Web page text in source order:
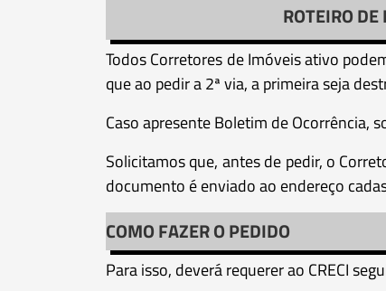
ROTEIRO
Todos Corretores de Imóveis ativo
que ao pedir a 2ª via, a primeira seja
Caso apresente Boletim de Ocorrência,
Solicitamos que, antes de pedir, o
documento é enviado ao endereço
COMO FAZER O PEDIDO
Para isso, deverá requerer ao CRECI